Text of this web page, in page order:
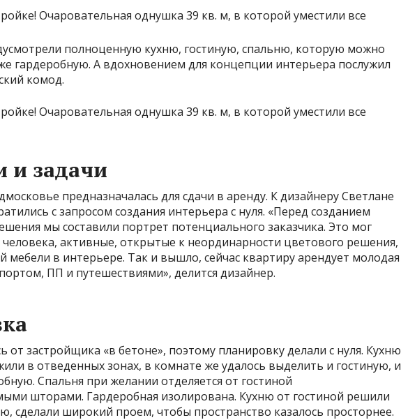
полноценную кухню, гостиную, спальню, которую можно
гардеробную. А вдохновением для концепции интерьера послужил
комод.
и задачи
предназначалась для сдачи в аренду. К дизайнеру Светлане
с запросом создания интерьера с нуля. «Перед созданием
мы составили портрет потенциального заказчика. Это мог
активные, открытые к неординарности цветового решения,
мебели в интерьере. Так и вышло, сейчас квартиру арендует молодая
ПП и путешествиями», делится дизайнер.
от застройщика «в бетоне», поэтому планировку делали с нуля. Кухню
в отведенных зонах, в комнате же удалось выделить и гостиную, и
Спальня при желании отделяется от гостиной
шторами. Гардеробная изолирована. Кухню от гостиной решили
сделали широкий проем, чтобы пространство казалось просторнее.